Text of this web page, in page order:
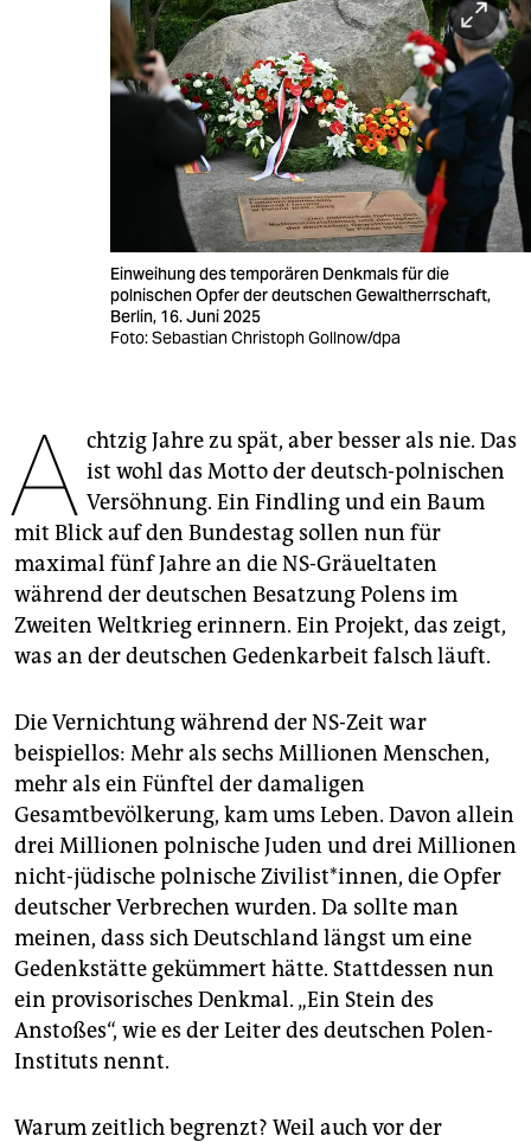
veranstaltungen
genossenschaft
Einweihung des temporären Denkmals für die
polnischen Opfer der deutschen Gewaltherrschaft,
Berlin, 16. Juni 2025
Foto: Sebastian Christoph Gollnow/dpa
A chtzig Jahre zu spät, aber besser als nie. Das
ist wohl das Motto der deutsch-polnischen
Versöhnung. Ein Findling und ein Baum
mit Blick auf den Bundestag sollen nun für
maximal fünf Jahre an die NS-Gräueltaten
während der deutschen Besatzung Polens im
Zweiten Weltkrieg erinnern. Ein Projekt, das zeigt,
was an der deutschen Gedenkarbeit falsch läuft.
Die Vernichtung während der NS-Zeit war
beispiellos: Mehr als sechs Millionen Menschen,
mehr als ein Fünftel der damaligen
Gesamtbevölkerung, kam ums Leben. Davon allein
drei Millionen polnische Juden und drei Millionen
nicht-jüdische polnische Zivilist*innen, die Opfer
deutscher Verbrechen wurden. Da sollte man
meinen, dass sich Deutschland längst um eine
Gedenkstätte gekümmert hätte. Stattdessen nun
ein provisorisches Denkmal. „Ein Stein des
Anstoßes“, wie es der Leiter des deutschen Polen-
Instituts nennt.
Warum zeitlich begrenzt? Weil auch vor der